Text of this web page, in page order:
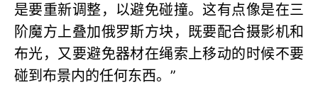
是要重新调整，以避免碰撞。这有点像是在三
阶魔方上叠加俄罗斯方块，既要配合摄影机和
布光，又要避免器材在绳索上移动的时候不要
碰到布景内的任何东西。”